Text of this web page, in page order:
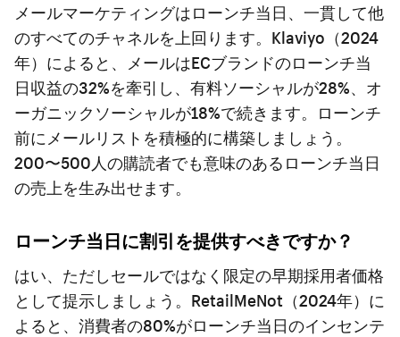
メールマーケティングはローンチ当日、一貫して他
のすべてのチャネルを上回ります。Klaviyo（2024
年）によると、メールはECブランドのローンチ当
日収益の32%を牽引し、有料ソーシャルが28%、オ
ーガニックソーシャルが18%で続きます。ローンチ
前にメールリストを積極的に構築しましょう。
200〜500人の購読者でも意味のあるローンチ当日
の売上を生み出せます。
ローンチ当日に割引を提供すべきですか？
はい、ただしセールではなく限定の早期採用者価格
として提示しましょう。RetailMeNot（2024年）に
よると、消費者の80%がローンチ当日のインセンテ